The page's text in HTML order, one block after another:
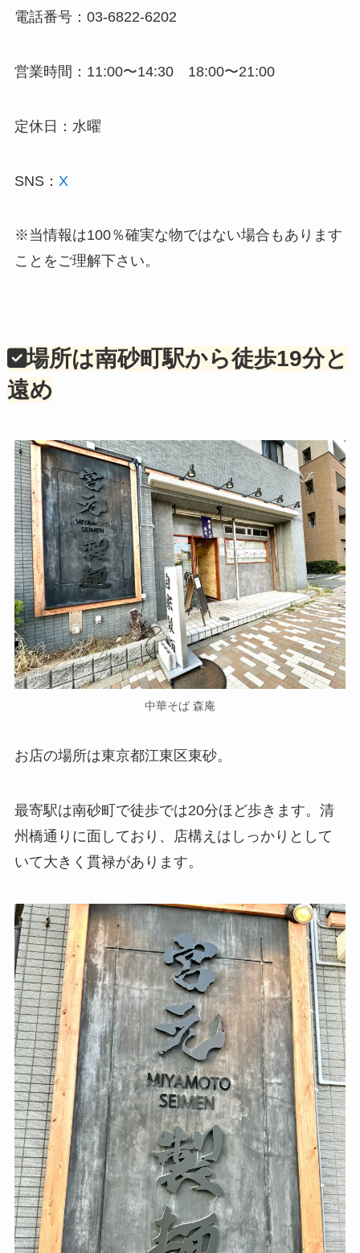
電話番号：03-6822-6202
営業時間：11:00〜14:30 18:00〜21:00
定休日：水曜
SNS： X
※当情報は100％確実な物ではない場合もあります
ことをご理解下さい。
場所は南砂町駅から徒歩19分と
遠め
中華そば 森庵
お店の場所は東京都江東区東砂。
最寄駅は南砂町で徒歩では20分ほど歩きます。清
州橋通りに面しており、店構えはしっかりとして
いて大きく貫禄があります。